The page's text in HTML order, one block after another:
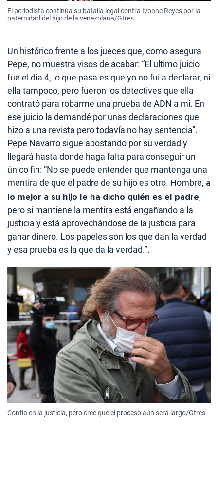
El periodista continúa su batalla legal contra Ivonne Reyes por la
paternidad del hijo de la venezolana/Gtres
Un histórico frente a los jueces que, como asegura
Pepe, no muestra visos de acabar: “El ultimo juicio
fue el día 4, lo que pasa es que yo no fui a declarar, ni
ella tampoco, pero fueron los detectives que ella
contrató para robarme una prueba de ADN a mí. En
ese juicio la demandé por unas declaraciones que
hizo a una revista pero todavía no hay sentencia”.
Pepe Navarro sigue apostando por su verdad y
llegará hasta donde haga falta para conseguir un
único fin: “No se puede entender que mantenga una
mentira de que el padre de su hijo es otro. Hombre, a
lo mejor a su hijo le ha dicho quién es el padre,
pero si mantiene la mentira está engañando a la
justicia y está aprovechándose de la justicia para
ganar dinero. Los papeles son los que dan la verdad
y esa prueba es la que da la verdad.”.
Confía en la justicia, pero cree que el proceso aún será largo/Gtres